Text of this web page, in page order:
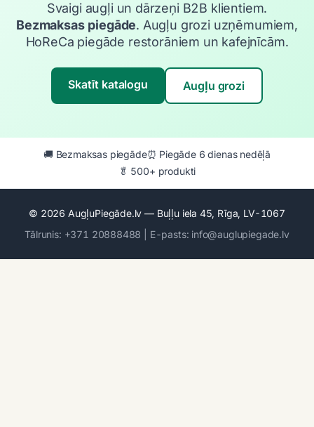
Svaigi augļi un dārzeņi B2B klientiem.
Bezmaksas piegāde. Augļu grozi uzņēmumiem,
HoReCa piegāde restorāniem un kafejnīcām.
Skatīt katalogu Augļu grozi
🚚 Bezmaksas piegāde⏰ Piegāde 6 dienas nedēļā
🥬 500+ produkti
© 2026 AugļuPiegāde.lv — Buļļu iela 45, Rīga, LV-1067
Tālrunis: +371 20888488 | E-pasts: info@auglupiegade.lv